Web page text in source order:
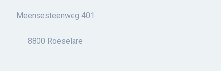
Meensesteenweg 401
8800 Roeselare